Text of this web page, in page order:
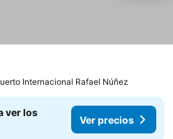
Internacional Rafael Núñez
ver los
Ver precios